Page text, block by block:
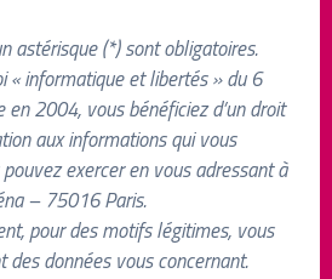
astérisque (*) sont obligatoires.
« informatique et libertés » du 6
2004, vous bénéficiez d’un droit
aux informations qui vous
exercer en vous adressant à
– 75016 Paris.
pour des motifs légitimes, vous
données vous concernant.